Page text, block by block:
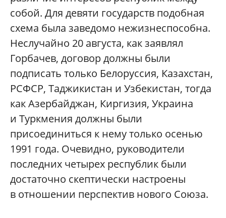
собой. Для девяти государств подобная
схема была заведомо нежизнеспособна.
Неслучайно 20 августа, как заявлял
Горбачев, договор должны были
подписать только Белоруссия, Казахстан,
РСФСР, Таджикистан и Узбекистан, тогда
как Азербайджан, Киргизия, Украина
и Туркмения должны были
присоединиться к нему только осенью
1991 года. Очевидно, руководители
последних четырех республик были
достаточно скептически настроены
в отношении перспектив нового Союза.